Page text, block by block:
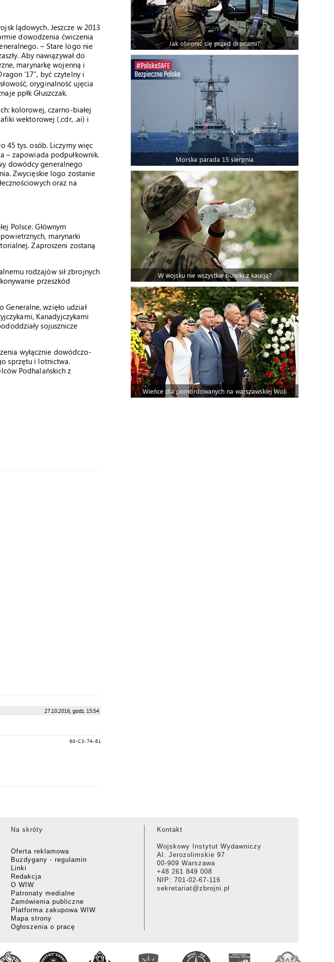
lądowych. Jeszcze w 2013
dowodzenia ćwiczenia
– Stare logo nie
Aby nawiązywał do
marynarkę wojenną i
’17”, być czytelny i
oryginalność ujęcia
ppłk Głuszczak.
kolorowej, czarno-białej
wektorowej (.cdr, .ai) i
45 tys. osób. Liczymy więc
– zapowiada podpułkownik.
dowódcy generalnego
Zwycięskie logo zostanie
oraz na
Polsce. Głównym
marynarki
Zaproszeni zostaną
rodzajów sił zbrojnych
przeszkód
wzięło udział
Kanadyjczykami
sojusznicze
wyłącznie dowódczo-
sprzętu i lotnictwa.
Podhalańskich z
27.10.2016, godz. 15:54
60-C3-74-61
Jak obronić się przed dronami?
Morska parada 15 sierpnia
W wojsku nie wszystkie butelki z kaucją?
Wieńce dla pomordowanych na warszawskiej Woli
Na skróty
Oferta reklamowa
Buzdygany - regulamin
Linki
Redakcja
O WIW
Patronaty medialne
Zamówienia publiczne
Platforma zakupowa WIW
Mapa strony
Ogłoszenia o pracę
Kontakt
Wojskowy Instytut Wydawniczy
Al. Jerozolimskie 97
00-909 Warszawa
+48 261 849 008
NIP: 701-02-67-116
sekretariat@zbrojni.pl